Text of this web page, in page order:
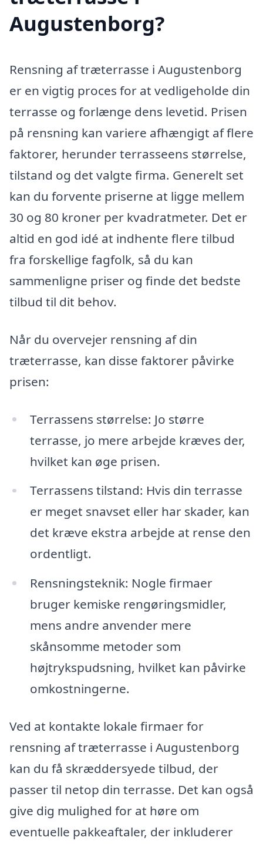
Augustenborg?
Rensning af træterrasse i Augustenborg
er en vigtig proces for at vedligeholde din
terrasse og forlænge dens levetid. Prisen
på rensning kan variere afhængigt af flere
faktorer, herunder terrasseens størrelse,
tilstand og det valgte firma. Generelt set
kan du forvente priserne at ligge mellem
30 og 80 kroner per kvadratmeter. Det er
altid en god idé at indhente flere tilbud
fra forskellige fagfolk, så du kan
sammenligne priser og finde det bedste
tilbud til dit behov.
Når du overvejer rensning af din
træterrasse, kan disse faktorer påvirke
prisen:
Terrassens størrelse: Jo større
terrasse, jo mere arbejde kræves der,
hvilket kan øge prisen.
Terrassens tilstand: Hvis din terrasse
er meget snavset eller har skader, kan
det kræve ekstra arbejde at rense den
ordentligt.
Rensningsteknik: Nogle firmaer
bruger kemiske rengøringsmidler,
mens andre anvender mere
skånsomme metoder som
højtrykspudsning, hvilket kan påvirke
omkostningerne.
Ved at kontakte lokale firmaer for
rensning af træterrasse i Augustenborg
kan du få skræddersyede tilbud, der
passer til netop din terrasse. Det kan også
give dig mulighed for at høre om
eventuelle pakkeaftaler, der inkluderer